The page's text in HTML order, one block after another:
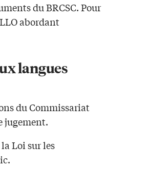
du BRCSC. Pour
abordant
langues
du Commissariat
jugement.
Loi sur les